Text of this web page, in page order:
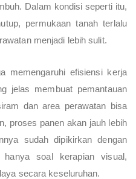
Dalam kondisi seperti itu,
permukaan tanah terlalu
menjadi lebih sulit.
memengaruhi efisiensi kerja
jelas membuat pemantauan
dan area perawatan bisa
proses panen akan jauh lebih
sudah dipikirkan dengan
soal kerapian visual,
secara keseluruhan.